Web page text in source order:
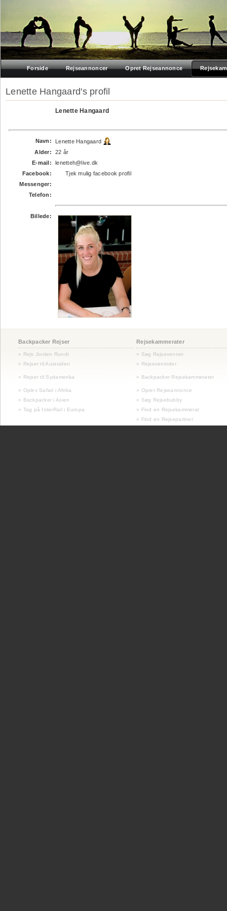
Forside Rejseannoncer Opret Rejseannonce
Lenette Hangaard's profil
Lenette Hangaard
Navn:
Lenette Hangaard
Alder:
22 år
E-mail:
lenetteh@live.dk
Facebook:
Tjek mulig facebook profil
Messenger:
Telefon:
Billede:
Backpacker Rejser Rejsekammerater
» Rejs Jorden Rundt
» Søg Rejsevenner
» Rejser til Australien
» Rejseveninder
» Rejser til Sydamerika » Backpacker Rejsekammerater
» Oplev Safari i Afrika
» Opret Rejseannonce
» Backpacker i Asien
» Søg Rejsebubby
» Tag på InterRail i Europa
» Find en Rejsekammerat
» Find en Rejsepartner